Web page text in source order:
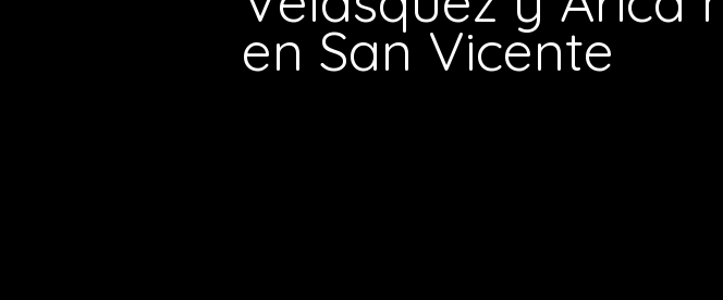
en San Vicente